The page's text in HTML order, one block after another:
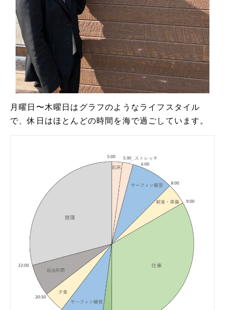
月曜日〜木曜日はグラフのようなライフスタイル
で、休日はほとんどの時間を海で過ごしています。